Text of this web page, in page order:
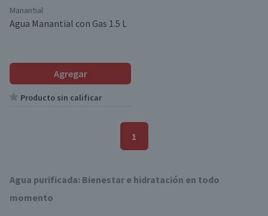
Manantial
Agua Manantial con Gas 1.5 L
Agregar
Producto sin calificar
1
Agua purificada: Bienestar e hidratación en todo
momento